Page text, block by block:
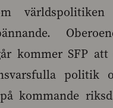
kommer SFP
politik
kommande